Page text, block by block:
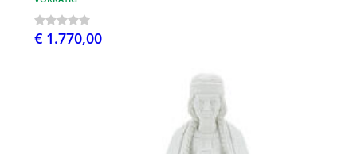
€ 1.770,00